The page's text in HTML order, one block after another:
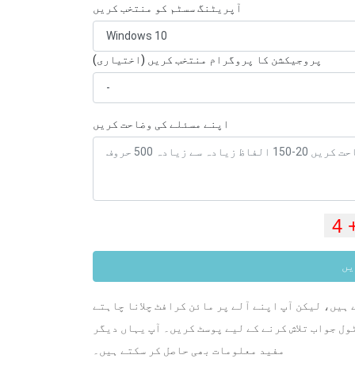
آپریٹنگ سسٹم کو منتخب کریں
پروجیکشن کا پروگرام منتخب کریں (اختیاری)
اپنے مسئلے کی وضاحت کریں
لیکن آپ اپنے آلے پر مائن کرافٹ چلانا چاہتے
جواب تلاش کرنے کے لیے پوسٹ کریں۔ آپ یہاں دیگر
مفید معلومات بھی حاصل کر سکتے ہیں۔